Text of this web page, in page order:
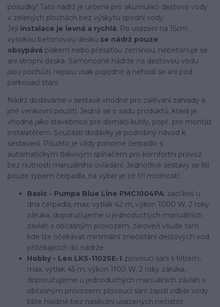
posudky! Tato nádrž je určena pro akumulaci dešťové vody
v zelených plochách bez výskytu spodní vody.
Její instalace je levná a rychlá. Po usazení na 15cm
vysokou betonovou desku se nádrž pouze
obsypává pískem nebo přesátou zeminou, nebetonuje se
ani stropní deska. Samonosné nádrže na dešťovou vodu
jsou pochůzí, nejsou však pojízdné a nehodí se ani pod
parkovací stání.
Nádrž dodáváme v sestavě vhodné pro zalévání zahrady a
jiné venkovní použití. Jedná se o sadu produktů, která je
vhodná jako stavebnice pro domácí kutily, popř. pro montáž
instalatérem. Součástí dodávky je podrobný návod k
sestavení. Použito je vždy ponorné čerpadlo s
automatickým tlakovým spínačem pro komfortní provoz
bez nutnosti manuálního ovládání. Jednotlivé sestavy se liší
pouze typem čerpadla, na výběr je ze tří možností:
Basic - Pumpa Blue Line PMC1004PA: sací koš u
dna čerpadla, max. výtlak 42 m, výkon 1000 W, 2 roky
záruka, doporučujeme u jednoduchých manuálních
závlah s občasným provozem, zároveň všude tam
kde lze očekávat minimální znečištění dešťových vod
přítékajících do nádrže
Hobby - Leo LKS-1102SE-1: plovoucí sání s filtrem,
max. výtlak 45 m, výkon 1100 W, 2 roky záruka,
doporučujeme u jednoduchých manuálních závlah s
občasným provozem, plovoucí sání zajistí odběr vody
blíže hladině bez nasávání usazených nečistot